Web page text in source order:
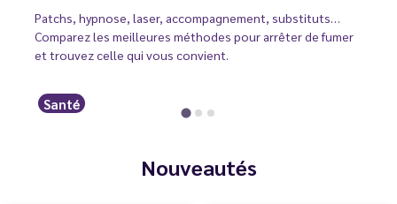
Patchs, hypnose, laser, accompagnement, substituts…
Comparez les meilleures méthodes pour arrêter de fumer
et trouvez celle qui vous convient.
Santé
Nouveautés